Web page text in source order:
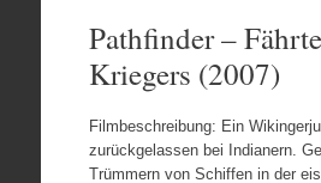
Pathfinder –
Kriegers (2007)
Filmbeschreibung: Ein
zurückgelassen bei Indianern.
Trümmern von Schiffen in der